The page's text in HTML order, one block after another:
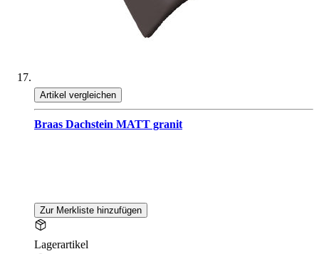
Artikel vergleichen
Braas Dachstein MATT granit
Zur Merkliste hinzufügen
Lagerartikel